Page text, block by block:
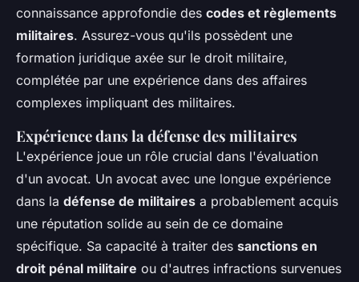
connaissance approfondie des codes et règlements
militaires. Assurez-vous qu'ils possèdent une
formation juridique axée sur le droit militaire,
complétée par une expérience dans des affaires
complexes impliquant des militaires.
Expérience dans la défense des militaires
L'expérience joue un rôle crucial dans l'évaluation
d'un avocat. Un avocat avec une longue expérience
dans la défense de militaires a probablement acquis
une réputation solide au sein de ce domaine
spécifique. Sa capacité à traiter des sanctions en
droit pénal militaire ou d'autres infractions survenues